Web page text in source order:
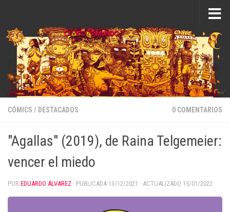
CÓMICS / DESTACADOS 0 COMENTARIOS
"Agallas" (2019), de Raina Telgemeier:
vencer el miedo
POR EDUARDO ÁLVAREZ · PUBLICADA 13/12/2021 · ACTUALIZADO 15/01/2022